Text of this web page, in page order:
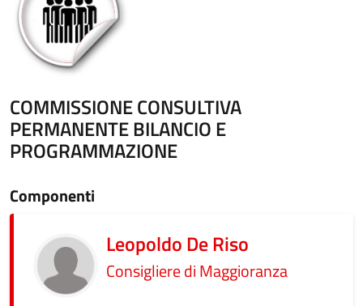
COMMISSIONE CONSULTIVA
PERMANENTE BILANCIO E
PROGRAMMAZIONE
Componenti
Leopoldo De Riso
Consigliere di Maggioranza